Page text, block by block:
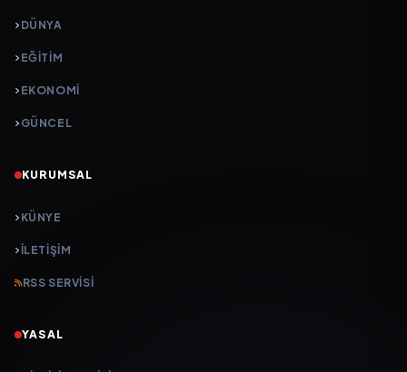
DÜNYA
EĞİTİM
EKONOMİ
GÜNCEL
KURUMSAL
KÜNYE
İLETIŞIM
RSS SERVISI
YASAL